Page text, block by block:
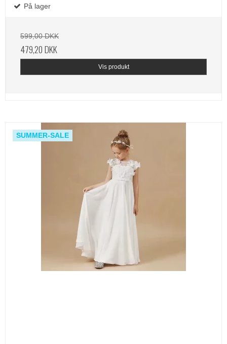
På lager
599,00 DKK
479,20 DKK
Vis produkt
SUMMER-SALE